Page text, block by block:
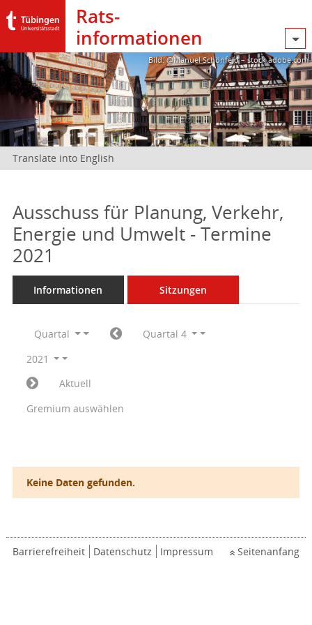
Rats­
informationen
Bild: @Manuel Schönfeld – stock.adobe.com
Translate into English
Ausschuss für Planung, Verkehr,
Energie und Umwelt - Termine
2021
Informationen Sitzungen
Quartal
Quartal 4
2021
Aktuell
Gremium auswählen
Keine Daten gefunden.
Barrierefreiheit Datenschutz Impressum Seitenanfang